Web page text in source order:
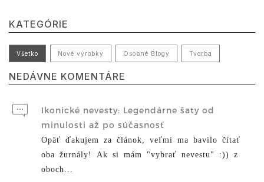
KATEGÓRIE
Všetko Nové výrobky Osobné Blogy Tvorba
NEDÁVNE KOMENTÁRE
Ikonické nevesty: Legendárne šaty od
minulosti až po súčasnosť
Opäť ďakujem za článok, veľmi ma bavilo čítať
oba žurnály! Ak si mám "vybrať nevestu" :)) z
oboch...